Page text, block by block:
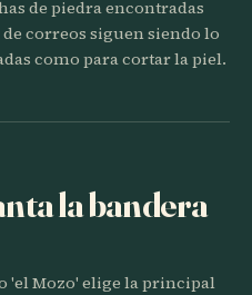
de piedra encontradas
correos siguen siendo lo
como para cortar la piel.
la bandera
'el Mozo' elige la principal